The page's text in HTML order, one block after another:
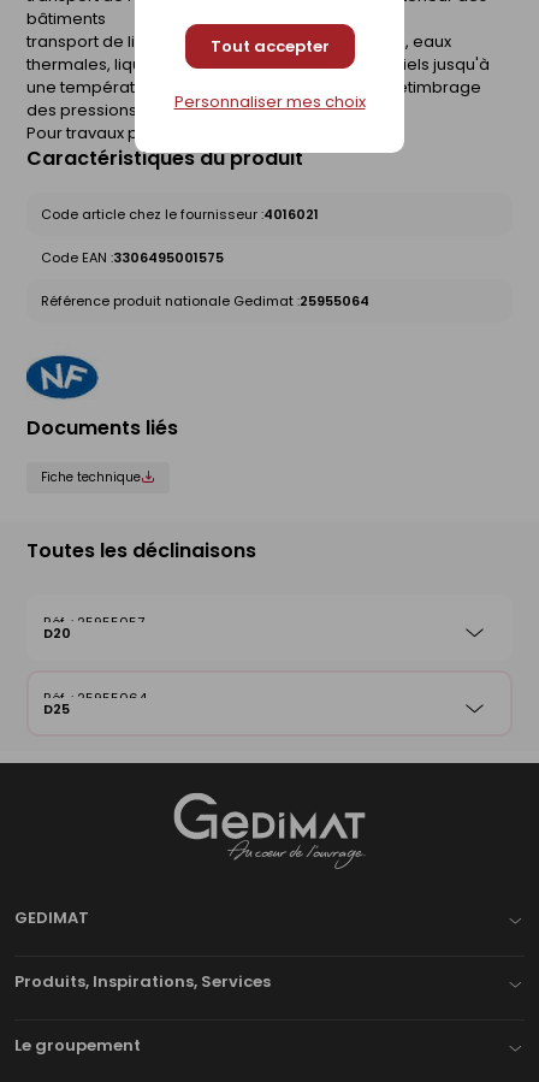
Tout accepter
Personnaliser mes choix
bâtiments
transport de liquides sous pression (eaux brutes, eaux
thermales, liquides alimentaires, liquides industriels jusqu'à
une température de 45°C avec un facteur de détimbrage
des pressions (norme NF T 54034).
Pour travaux publics.
Caractéristiques du produit
Code article chez le fournisseur :4016021
Code EAN :3306495001575
Référence produit nationale Gedimat :25955064
Documents liés
Fiche technique
Toutes les déclinaisons
25955057
D20
25955064
D25
GEDIMAT
Produits, Inspirations, Services
Le groupement